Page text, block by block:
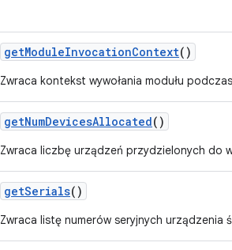
getModuleInvocationContext()
Zwraca kontekst wywołania modułu
getNumDevicesAllocated()
Zwraca liczbę urządzeń przydzielonych do
getSerials()
Zwraca listę numerów seryjnych urządzenia